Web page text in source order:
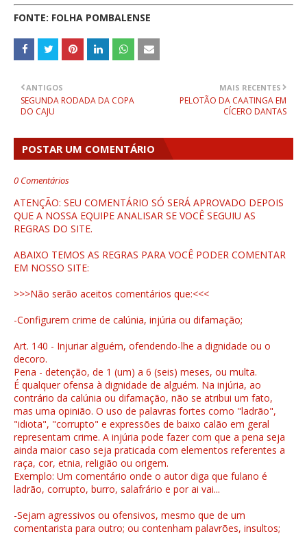
FONTE: FOLHA POMBALENSE
MAIS RECENTES
PELOTÃO DA CAATINGA EM
CÍCERO DANTAS
ANTIGOS
SEGUNDA RODADA DA COPA
DO CAJU
POSTAR UM COMENTÁRIO
0 Comentários
ATENÇÃO: SEU COMENTÁRIO SÓ SERÁ APROVADO DEPOIS
QUE A NOSSA EQUIPE ANALISAR SE VOCÊ SEGUIU AS
REGRAS DO SITE.
ABAIXO TEMOS AS REGRAS PARA VOCÊ PODER COMENTAR
EM NOSSO SITE:
>>>Não serão aceitos comentários que:<<<
-Configurem crime de calúnia, injúria ou difamação;
Art. 140 - Injuriar alguém, ofendendo-lhe a dignidade ou o
decoro.
Pena - detenção, de 1 (um) a 6 (seis) meses, ou multa.
É qualquer ofensa à dignidade de alguém. Na injúria, ao
contrário da calúnia ou difamação, não se atribui um fato,
mas uma opinião. O uso de palavras fortes como "ladrão",
"idiota", "corrupto" e expressões de baixo calão em geral
representam crime. A injúria pode fazer com que a pena seja
ainda maior caso seja praticada com elementos referentes a
raça, cor, etnia, religião ou origem.
Exemplo: Um comentário onde o autor diga que fulano é
ladrão, corrupto, burro, salafrário e por ai vai...
-Sejam agressivos ou ofensivos, mesmo que de um
comentarista para outro; ou contenham palavrões, insultos;